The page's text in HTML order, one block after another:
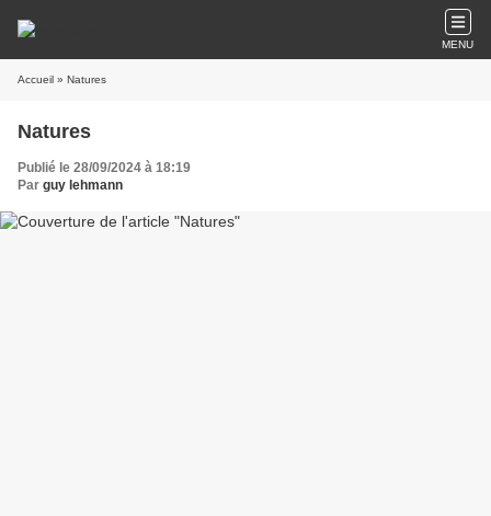
MENU
Accueil » Natures
Natures
Publié le 28/09/2024 à 18:19
Par guy lehmann